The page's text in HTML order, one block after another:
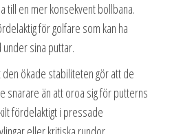
till en mer konsekvent bollbana.
för golfare som kan ha
under sina puttar.
ökade stabiliteten gör att de
snarare än att oroa sig för putterns
fördelaktigt i pressade